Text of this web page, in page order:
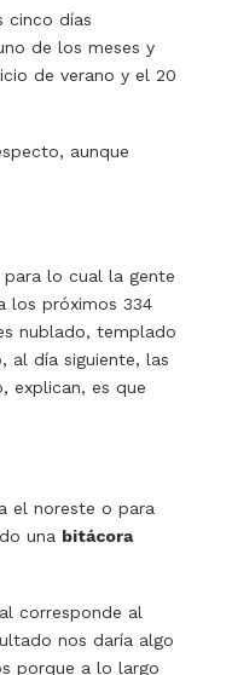
cinco días
de los meses y
de verano y el 20
aunque
para lo cual la gente
los próximos 334
nublado, templado
al día siguiente, las
explican, es que
el noreste o para
una bitácora
corresponde al
nos daría algo
porque a lo largo